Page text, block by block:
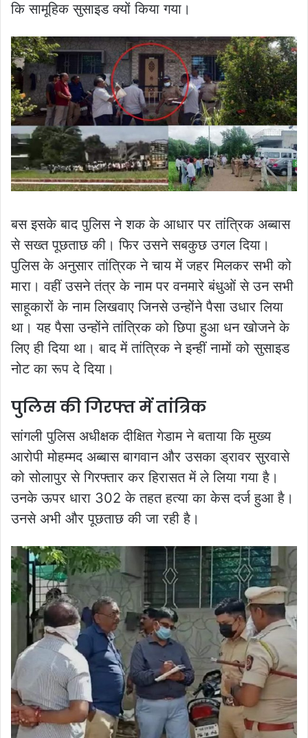
कि सामूहिक सुसाइड क्यों किया गया।
बस इसके बाद पुलिस ने शक के आधार पर तांत्रिक अब्बास
से सख्त पूछताछ की। फिर उसने सबकुछ उगल दिया।
पुलिस के अनुसार तांत्रिक ने चाय में जहर मिलकर सभी को
मारा। वहीं उसने तंत्र के नाम पर वनमारे बंधुओं से उन सभी
साहूकारों के नाम लिखवाए जिनसे उन्होंने पैसा उधार लिया
था। यह पैसा उन्होंने तांत्रिक को छिपा हुआ धन खोजने के
लिए ही दिया था। बाद में तांत्रिक ने इन्हीं नामों को सुसाइड
नोट का रूप दे दिया।
पुलिस की गिरफ्त में तांत्रिक
सांगली पुलिस अधीक्षक दीक्षित गेडाम ने बताया कि मुख्य
आरोपी मोहम्मद अब्बास बागवान और उसका ड्रावर सुरवासे
को सोलापुर से गिरफ्तार कर हिरासत में ले लिया गया है।
उनके ऊपर धारा 302 के तहत हत्या का केस दर्ज हुआ है।
उनसे अभी और पूछताछ की जा रही है।